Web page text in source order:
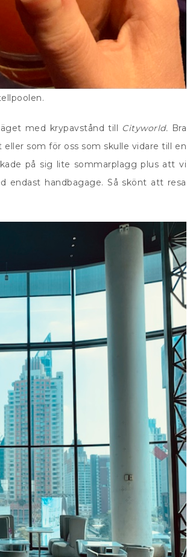
med krypavstånd till Cityworld. Bra
som för oss som skulle vidare till en
på sig lite sommarplagg plus att vi
handbagage. Så skönt att resa